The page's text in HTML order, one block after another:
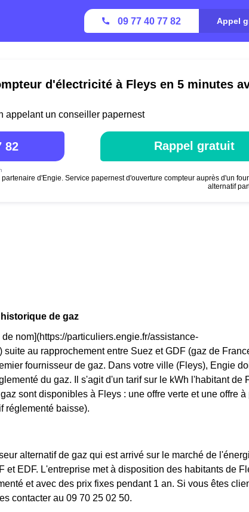
09 77 40 77 82 Appel
d'électricité à Fleys en 5 minutes
appelant un conseiller papernest
82 Rappel gratuit
d'Engie. Service papernest d'ouverture compteur auprès d'un
alternatif
de gaz
nom](https://particuliers.engie.fr/assistance-
au rapprochement entre Suez et GDF (gaz de
fournisseur de gaz. Dans votre ville (Fleys), Engie
du gaz. Il s'agit d'un tarif sur le kWh l'habitant de
sont disponibles à Fleys : une offre verte et une offre à
réglementé baisse).
alternatif de gaz qui est arrivé sur le marché de
et EDF. L'entreprise met à disposition des habitants de
et avec des prix fixes pendant 1 an. Si vous êtes
contacter au 09 70 25 02 50.